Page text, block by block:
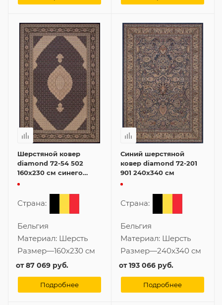
Шерстяной ковер
diamond 72-54 502
160x230 см синего
цвета
Страна:
Бельгия
Материал: Шерсть
Размер—160x230 см
от87 069 руб.
Подробнее
Синий шерстяной
ковер diamond 72-201
901 240x340 см
Страна:
Бельгия
Материал: Шерсть
Размер—240x340 см
от193 066 руб.
Подробнее